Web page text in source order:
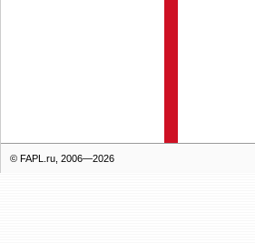
© FAPL.ru, 2006—2026